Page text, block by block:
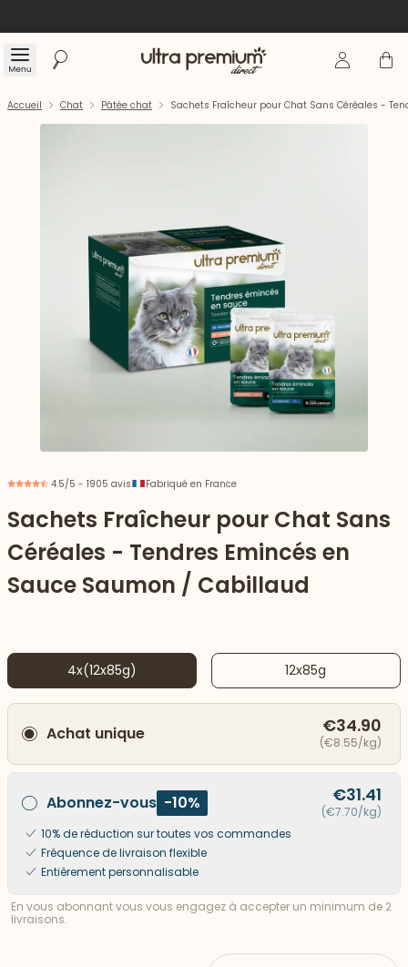
Menu Rechercher Accueil Se Panier
vers le bas
Accueil Chat Pâtée chat Sachets Fraîcheur pour Chat Sans Céréales -
4.5/5 - 1905 avis Fabriqué en France
Sachets Fraîcheur pour Chat Sans
Céréales - Tendres Emincés en
Sauce Saumon / Cabillaud
4x(12x85g) 12x85g
Achat unique €34.90
(€8.55/kg)
Abonnez-vous -10% €31.41
(€7.70/kg)
10% de réduction sur toutes vos commandes
Fréquence de livraison flexible
Entièrement personnalisable
En vous abonnant vous vous engagez à accepter un minimum de 2
livraisons.